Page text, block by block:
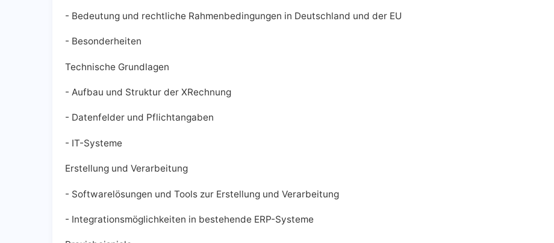
- Bedeutung und rechtliche Rahmenbedingungen in Deutschland und der EU
- Besonderheiten
Technische Grundlagen
- Aufbau und Struktur der XRechnung
- Datenfelder und Pflichtangaben
- IT-Systeme
Erstellung und Verarbeitung
- Softwarelösungen und Tools zur Erstellung und Verarbeitung
- Integrationsmöglichkeiten in bestehende ERP-Systeme